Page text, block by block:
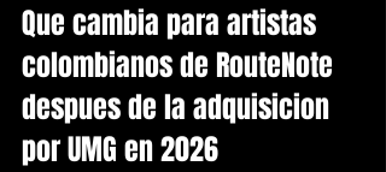
Que cambia para artistas
colombianos de RouteNote
despues de la adquisicion
por UMG en 2026